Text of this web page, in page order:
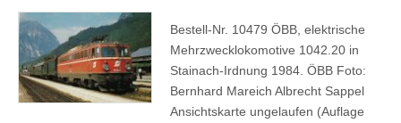
Bestell-Nr. 10479 ÖBB, elektrische
Mehrzwecklokomotive 1042.20 in
Stainach-Irdnung 1984. ÖBB Foto:
Bernhard Mareich Albrecht Sappel
Ansichtskarte ungelaufen (Auflage